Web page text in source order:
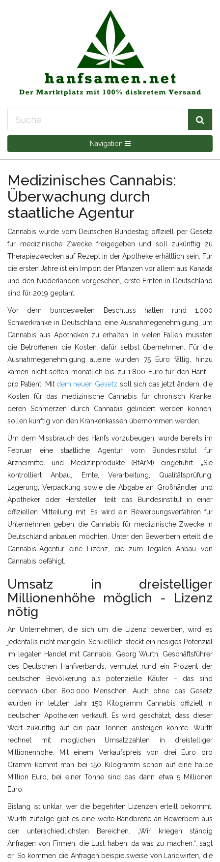
Navigation
Medizinisches Cannabis:
Überwachung durch
staatliche Agentur
Cannabis wurde vom Deutschen Bundestag offiziell per Gesetz
für medizinische Zwecke freigegeben und soll zukünftig zu
Therapiezwecken auf Rezept in der Apotheke erhältlich sein. Für
die ersten Jahre ist ein Import der Pflanzen vor allem aus Kanada
und den Niederlanden vorgesehen, erste Ernten in Deutschland
sind für 2019 geplant.
Vor dem bundesweiten Beschluss hatten rund 1.000
Schwerkranke in Deutschland eine Ausnahmegenehmigung, um
Cannabis aus Apotheken zu erhalten. In vielen Fällen mussten
die Betroffenen die Kosten dafür selbst übernehmen. Für die
Ausnahmegenehmigung alleine wurden 75 Euro fällig, hinzu
kamen nicht selten monatlich bis zu 1.800 Euro für den Hanf –
pro Patient. Mit dem neuen Gesetz soll sich das jetzt ändern, die
Kosten für das medizinische Cannabis für chronisch Kranke,
deren Schmerzen durch Cannabis gelindert werden können,
sollen künftig von den Krankenkassen übernommen werden.
Um dem Missbrauch des Hanfs vorzubeugen, wurde bereits im
Februar eine staatliche Agentur vom Bundesinstitut für
Arzneimittel und Medizinprodukte (BfArM) eingeführt. „Sie
kontrolliert Anbau, Ernte, Verarbeitung, Qualitätsprüfung,
Lagerung, Verpackung sowie die Abgabe an Großhändler und
Apotheker oder Hersteller“, teilt das Bundesinstitut in einer
offiziellen Mitteilung mit. Es wird ein Bewerbungsverfahren für
Unternehmen geben, die Cannabis für medizinische Zwecke in
Deutschland anbauen möchten. Unter den Bewerbern erteilt die
Cannabis-Agentur eine Lizenz, die zum legalen Anbau von
Cannabis befähigt.
Umsatz in dreistelliger
Millionenhöhe möglich - Lizenz
nötig
An Unternehmen, die sich um die Lizenz bewerben, wird es
jedenfalls nicht mangeln. Schließlich steckt ein riesiges Potenzial
im legalen Handel mit Cannabis. Georg Wurth, Geschäftsführer
des Deutschen Hanfverbands, vermutet rund ein Prozent der
deutschen Bevölkerung als potenzielle Käufer – das sind
demnach über 800.000 Menschen. Auch ohne das Gesetz
wurden im letzten Jahr 150 Kilogramm Cannabis offiziell in
deutschen Apotheken verkauft. Es wird geschätzt, dass dieser
Wert zukünftig auf ein paar Tonnen ansteigen könnte. Wurth
rechnet mit möglichen Umsatzzahlen in dreistelliger
Millionenhöhe. Mit einem Verkaufspreis von drei Euro pro
Gramm kommt man bei 150 Kilogramm schon auf eine halbe
Million Euro, bei einer Tonne sind das dann etwa 5 Millionen
Euro.
Bislang ist unklar, wer die begehrten Lizenzen erteilt bekommt.
Wurth zufolge gibt es eine weite Bandbreite an Bewerbern aus
den unterschiedlichsten Bereichen. „Wir kriegen ständig
Anfragen von Firmen, die Lust haben, da was zu machen.“, sagt
er. So kommen die Anfragen beispielsweise von Landwirten, die